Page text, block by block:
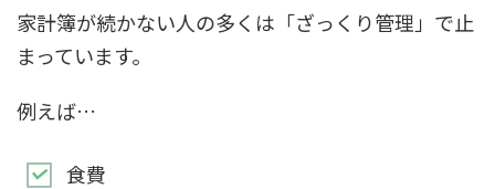
家計簿が続かない人の多くは「ざっくり管理」で止
まっています。
例えば…
食費